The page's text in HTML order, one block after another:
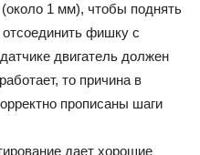
1 мм), чтобы поднять
фишку с
двигатель должен
то причина в
прописаны шаги
дает хорошие